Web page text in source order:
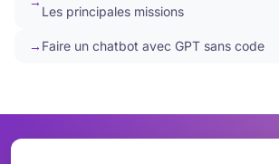
Les principales missions
Faire un chatbot avec GPT sans code